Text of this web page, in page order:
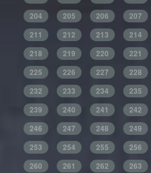
204
205 206 207
211
212 213 214
218
219 220 221
225
226 227 228
232
233 234 235
239
240 241 242
246
247 248 249
253
254 255 256
260
261 262 263